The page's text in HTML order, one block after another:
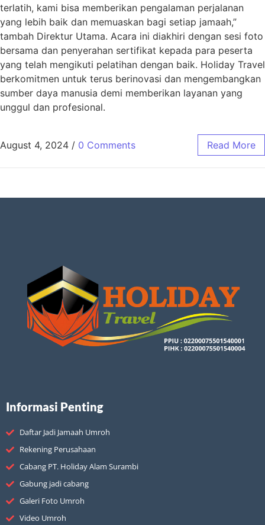
terlatih, kami bisa memberikan pengalaman perjalanan
yang lebih baik dan memuaskan bagi setiap jamaah,”
tambah Direktur Utama. Acara ini diakhiri dengan sesi foto
bersama dan penyerahan sertifikat kepada para peserta
yang telah mengikuti pelatihan dengan baik. Holiday Travel
berkomitmen untuk terus berinovasi dan mengembangkan
sumber daya manusia demi memberikan layanan yang
unggul dan profesional.
August 4, 2024 / 0 Comments Read More
Informasi Penting
Daftar Jadi Jamaah Umroh
Rekening Perusahaan
Cabang PT. Holiday Alam Surambi
Gabung jadi cabang
Galeri Foto Umroh
Video Umroh